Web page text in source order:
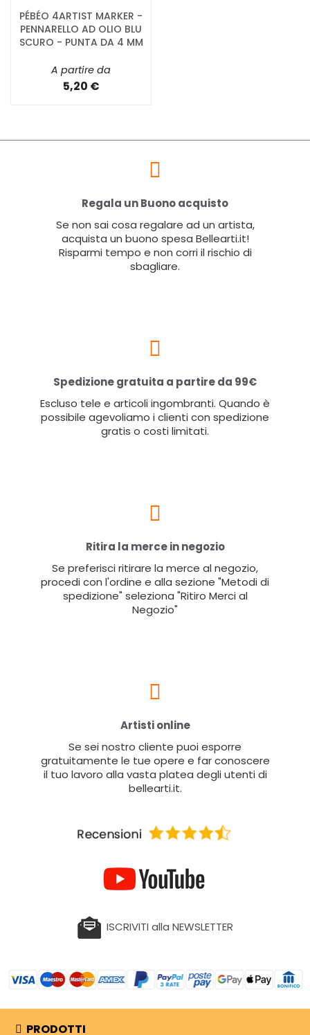
PÉBÉO 4ARTIST MARKER -
PENNARELLO AD OLIO BLU
SCURO - PUNTA DA 4 MM
A partire da
5,20 €
Regala un Buono acquisto
Se non sai cosa regalare ad un artista,
acquista un buono spesa Bellearti.it!
Risparmi tempo e non corri il rischio di
sbagliare.
Spedizione gratuita a partire da 99€
Escluso tele e articoli ingombranti. Quando è
possibile agevoliamo i clienti con spedizione
gratis o costi limitati.
Ritira la merce in negozio
Se preferisci ritirare la merce al negozio,
procedi con l'ordine e alla sezione "Metodi di
spedizione" seleziona "Ritiro Merci al
Negozio"
Artisti online
Se sei nostro cliente puoi esporre
gratuitamente le tue opere e far conoscere
il tuo lavoro alla vasta platea degli utenti di
bellearti.it.
ISCRIVITI alla NEWSLETTER
PRODOTTI